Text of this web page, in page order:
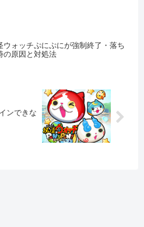
ウォッチぷにぷにが強制終了・落ち
の原因と対処法
ンできな